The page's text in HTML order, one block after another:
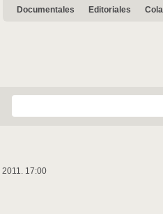
Documentales Editoriales
17:00